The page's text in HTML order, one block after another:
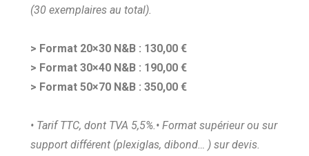
(30 exemplaires au total).
> Format 20×30 N&B : 130,00 €
> Format 30×40 N&B : 190,00 €
> Format 50×70 N&B : 350,00 €
• Tarif TTC, dont TVA 5,5%. • Format supérieur ou sur
support différent (plexiglas, dibond… ) sur devis.